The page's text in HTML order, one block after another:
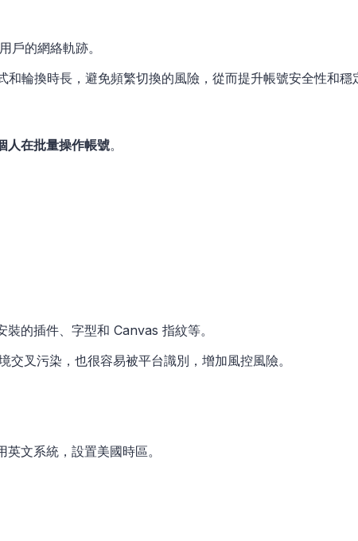
戶的網絡軌跡。
輪換時長，避免頻繁切換的風險，從而提升帳號安全性和穩
人在批量操作帳號。
的插件、字型和 Canvas 指紋等。
叉污染，也很容易被平台識別，增加風控風險。
文系統，設置美國時區。